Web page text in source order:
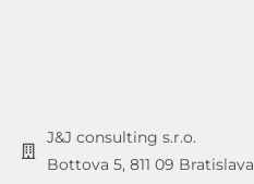
J&J consulting s.r.o.
Bottova 5, 811 09 Bratislava